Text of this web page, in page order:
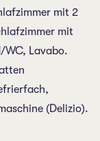
mit 2
mit
WC, Lavabo.
(Delizio).